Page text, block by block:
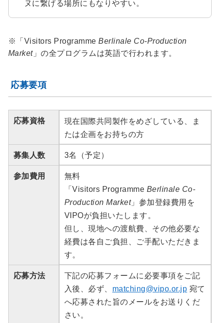
ヌに繋げる場所にもなりやすい。
※「Visitors ProgrammeBerlinale Co-Production
Market」の全プログラムは英語で行われます。
応募要項
応募資格
現在国際共同製作をめざしている、ま
たは企画をお持ちの方
募集人数 3名（予定）
参加費用
無料
「Visitors Programme Berlinale Co-
Production Market」参加登録費用を
VIPOが負担いたします。
但し、現地への渡航費、その他必要な
経費は各自ご負担、ご手配いただきま
す。
応募方法
下記の応募フォームに必要事項をご記
入後、必ず、 matching@vipo.or.jp 宛て
へ応募された旨のメールをお送りくだ
さい。